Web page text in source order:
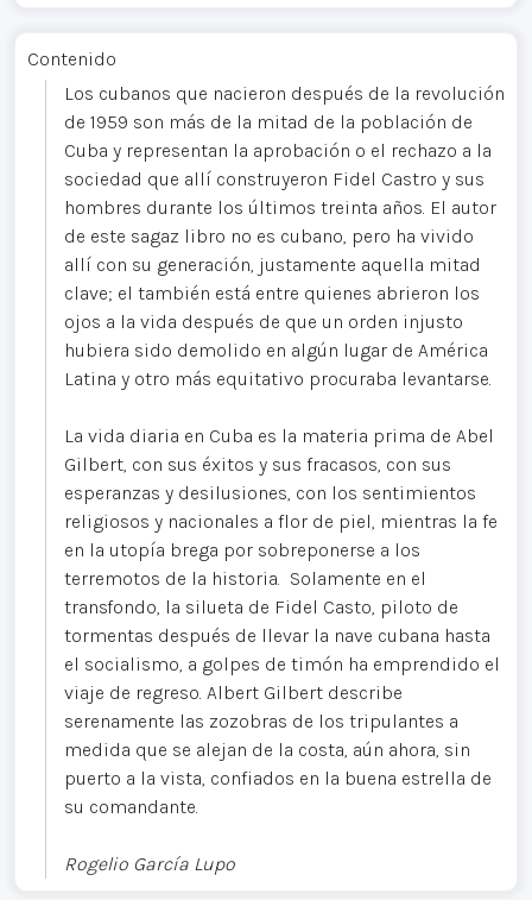
Contenido
Los cubanos que nacieron después de la revolución
de 1959 son más de la mitad de la población de
Cuba y representan la aprobación o el rechazo a la
sociedad que allí construyeron Fidel Castro y sus
hombres durante los últimos treinta años. El autor
de este sagaz libro no es cubano, pero ha vivido
allí con su generación, justamente aquella mitad
clave; el también está entre quienes abrieron los
ojos a la vida después de que un orden injusto
hubiera sido demolido en algún lugar de América
Latina y otro más equitativo procuraba levantarse.
La vida diaria en Cuba es la materia prima de Abel
Gilbert, con sus éxitos y sus fracasos, con sus
esperanzas y desilusiones, con los sentimientos
religiosos y nacionales a flor de piel, mientras la fe
en la utopía brega por sobreponerse a los
terremotos de la historia. Solamente en el
transfondo, la silueta de Fidel Casto, piloto de
tormentas después de llevar la nave cubana hasta
el socialismo, a golpes de timón ha emprendido el
viaje de regreso. Albert Gilbert describe
serenamente las zozobras de los tripulantes a
medida que se alejan de la costa, aún ahora, sin
puerto a la vista, confiados en la buena estrella de
su comandante.
Rogelio García Lupo